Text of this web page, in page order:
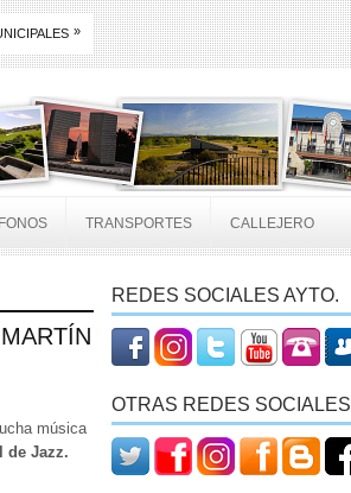
»
TRANSPORTES CALLEJERO
música
de Jazz.
REDES SOCIALES AYTO.
OTRAS REDES SOCIALES